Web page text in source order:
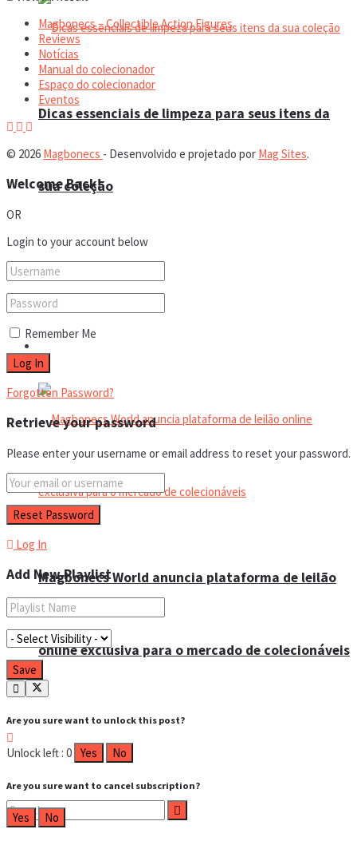
Dicas essenciais de limpeza para seus itens da
sua coleção
Espaço do colecionador
Magbonecs World anuncia plataforma de leilão
online exclusiva para o mercado de colecionáveis
Magbonecs – Collectible Action Figures
Reviews
Notícias
Manual do colecionador
Espaço do colecionador
Eventos
© 2026 Magbonecs - Desenvolvido e projetado por Mag Sites.
Welcome Back!
OR
Login to your account below
Remember Me
Forgotten Password?
Retrieve your password
Please enter your username or email address to reset your password.
Log In
Add New Playlist
Are you sure want to unlock this post?
Unlock left : 0 Yes No
Are you sure want to cancel subscription?
Yes No